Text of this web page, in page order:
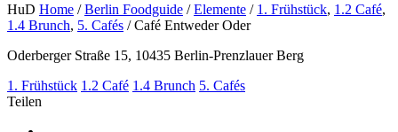
HuD Home / Berlin Foodguide / Elemente / 1. Frühstück, 1.2 Café,
1.4 Brunch, 5. Cafés / Café Entweder Oder
Oderberger Straße 15, 10435 Berlin-Prenzlauer Berg
1. Frühstück 1.2 Café 1.4 Brunch 5. Cafés
Teilen